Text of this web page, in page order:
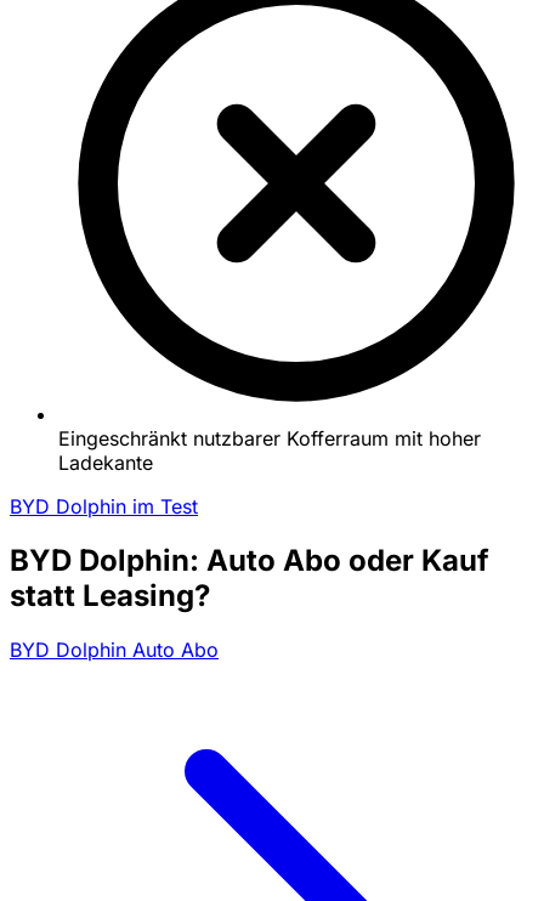
Eingeschränkt nutzbarer Kofferraum mit hoher
Ladekante
BYD Dolphin im Test
BYD Dolphin: Auto Abo oder Kauf
statt Leasing?
BYD Dolphin Auto Abo